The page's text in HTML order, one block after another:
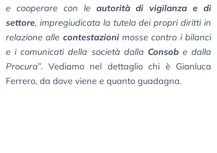
e cooperare con le autorità di vigilanza e di
settore, impregiudicata la tutela dei propri diritti in
relazione alle contestazionimosse contro i bilanci
e i comunicati della società dalla Consobe dalla
Procura”. Vediamo nel dettaglio chi è Gianluca
Ferrero, da dove viene e quanto guadagna.